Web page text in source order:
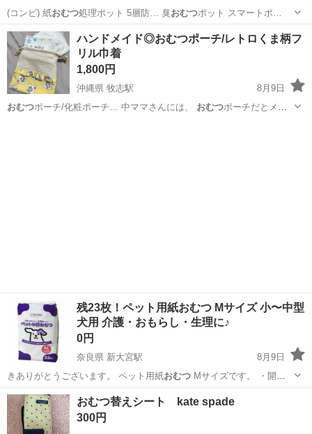
(コンビ) 紙おむつ処理ポット 5層防… 臭おむつポット スマートポ…
静岡 静岡市 御門台駅 季節、空調家電 ポット
ハンドメイド◎おむつポーチ/レトロくま柄フ
リル巾着
1,800円
沖縄県 牧志駅
8月9日
おむつポーチ/化粧ポーチ… 中ママさんには、 おむつポーチだとメリ
残23枚！ペット用紙おむつ Mサイズ 小〜中型
犬用 介護・おもらし・生理に♪
0円
奈良県 新大宮駅
8月9日
きありがとうございます。 ペット用紙おむつMサイズです。 ・開封
済み ・33…
奈良 奈良市 新大宮駅 子供用品
おむつ替えシート kate spade
300円